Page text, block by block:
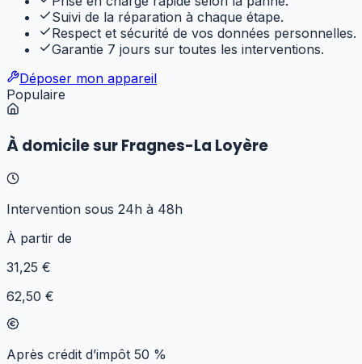
Suivi de la réparation à chaque étape.
Respect et sécurité de vos données personnelles.
Garantie 7 jours sur toutes les interventions.
Déposer mon appareil
Populaire
À domicile sur Fragnes-La Loyère
Intervention sous 24h à 48h
À partir de
31,25 €
62,50 €
Après crédit d’impôt 50 %